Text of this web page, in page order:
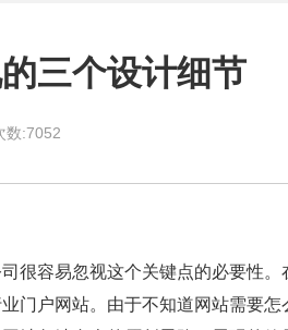
三个设计细节
数:7052
容易忽视这个关键点的必要性。
门户网站。由于不知道网站需要